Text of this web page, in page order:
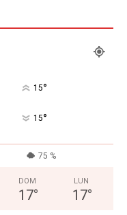
15°
15°
75 %
DOM
17°
LUN
17°